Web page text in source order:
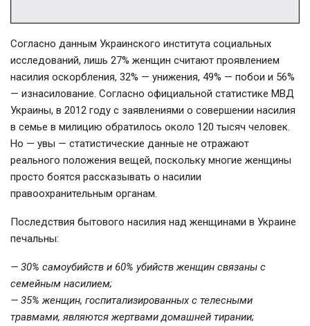
Согласно данным Украинского института социальных
исследований, лишь 27% женщин считают проявлением
насилия оскорбления, 32% — унижения, 49% — побои и 56%
— изнасилование. Согласно официальной статистике МВД
Украины, в 2012 году с заявлениями о совершении насилия
в семье в милицию обратилось около 120 тысяч человек.
Но — увы — статистические данные не отражают
реального положения вещей, поскольку многие женщины
просто боятся рассказывать о насилии
правоохранительным органам.
Последствия бытового насилия над женщинами в Украине
печальны:
— 30% самоубийств и 60% убийств женщин связаны с
семейным насилием;
— 35% женщин, госпитализированных с телесными
травмами, являются жертвами домашней тирании;